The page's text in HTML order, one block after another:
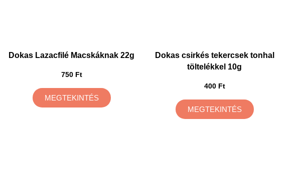
Dokas Lazacfilé Macskáknak 22g
750 Ft
MEGTEKINTÉS
Dokas csirkés tekercsek tonhal
töltelékkel 10g
400 Ft
MEGTEKINTÉS